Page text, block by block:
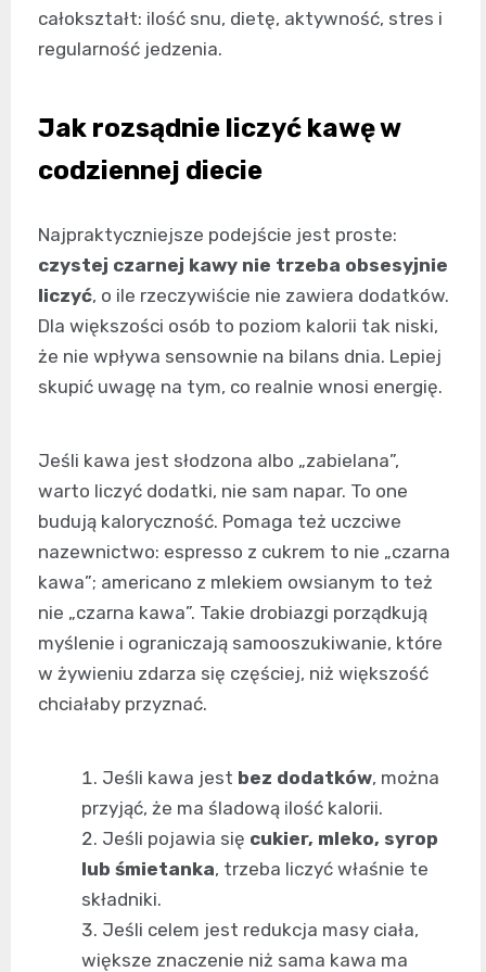
całokształt: ilość snu, dietę, aktywność, stres i
regularność jedzenia.
Jak rozsądnie liczyć kawę w
codziennej diecie
Najpraktyczniejsze podejście jest proste:
czystej czarnej kawy nie trzeba obsesyjnie
liczyć, o ile rzeczywiście nie zawiera dodatków.
Dla większości osób to poziom kalorii tak niski,
że nie wpływa sensownie na bilans dnia. Lepiej
skupić uwagę na tym, co realnie wnosi energię.
Jeśli kawa jest słodzona albo „zabielana”,
warto liczyć dodatki, nie sam napar. To one
budują kaloryczność. Pomaga też uczciwe
nazewnictwo: espresso z cukrem to nie „czarna
kawa”; americano z mlekiem owsianym to też
nie „czarna kawa”. Takie drobiazgi porządkują
myślenie i ograniczają samooszukiwanie, które
w żywieniu zdarza się częściej, niż większość
chciałaby przyznać.
Jeśli kawa jest bez dodatków, można
przyjąć, że ma śladową ilość kalorii.
Jeśli pojawia się cukier, mleko, syrop
lub śmietanka, trzeba liczyć właśnie te
składniki.
Jeśli celem jest redukcja masy ciała,
większe znaczenie niż sama kawa ma